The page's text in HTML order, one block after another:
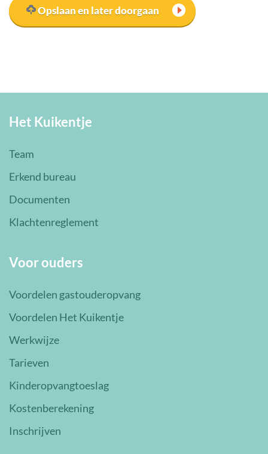
Opslaan en later doorgaan
Het Kuikentje
Team
Erkend bureau
Documenten
Klachtenreglement
Voor ouders
Voordelen gastouderopvang
Voordelen Het Kuikentje
Werkwijze
Tarieven
Kinderopvangtoeslag
Kostenberekening
Inschrijven